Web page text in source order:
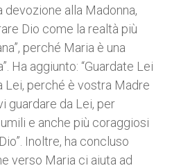
alla Madonna,
Dio come la realtà più
perché Maria è una
Ha aggiunto: “Guardate Lei
Lei, perché è vostra Madre
guardare da Lei, per
e anche più coraggiosi
Inoltre, ha concluso
verso Maria ci aiuta ad